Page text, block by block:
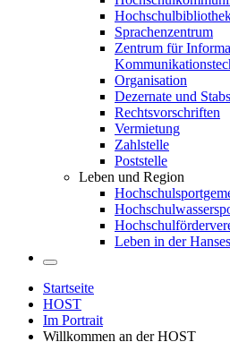
Sprachenzentrum
Zentrum für
Organisation
Dezernate und
Rechtsvorschriften
Vermietung
Zahlstelle
Poststelle
Leben und Region
Leben in der
Startseite
HOST
Im Portrait
Willkommen an der HOST